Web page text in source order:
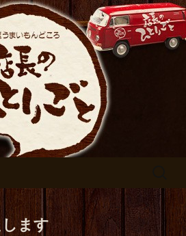
の居酒屋【店長の
のブログ
古屋めしがおすすめで
ます